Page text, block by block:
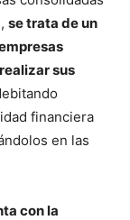
se trata de un
sus
financiera
en las
con la